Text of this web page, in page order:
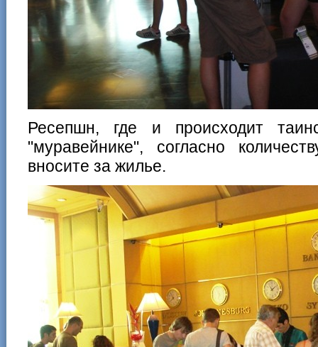
Ресепшн, где и происходит
"муравейнике", согласно
вносите за жилье.